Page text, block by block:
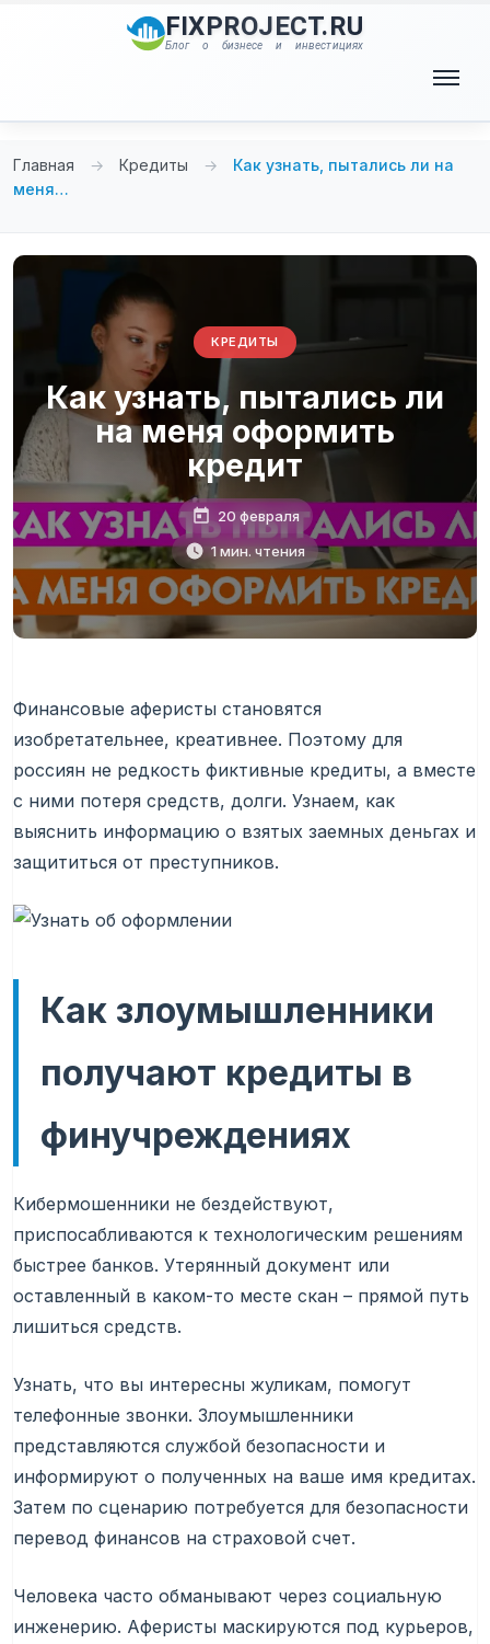
FIXPROJECT.RU
Блог о бизнесе и инвестициях
Главная → Кредиты →
Как узнать, пытались ли на
меня…
КРЕДИТЫ
Как узнать, пытались ли
на меня оформить
кредит
20 февраля
1 мин. чтения
Финансовые аферисты становятся
изобретательнее, креативнее. Поэтому для
россиян не редкость фиктивные кредиты, а вместе
с ними потеря средств, долги. Узнаем, как
выяснить информацию о взятых заемных деньгах и
защититься от преступников.
Как злоумышленники
получают кредиты в
финучреждениях
Кибермошенники не бездействуют,
приспосабливаются к технологическим решениям
быстрее банков. Утерянный документ или
оставленный в каком-то месте скан – прямой путь
лишиться средств.
Узнать, что вы интересны жуликам, помогут
телефонные звонки. Злоумышленники
представляются службой безопасности и
информируют о полученных на ваше имя кредитах.
Затем по сценарию потребуется для безопасности
перевод финансов на страховой счет.
Человека часто обманывают через социальную
инженерию. Аферисты маскируются под курьеров,